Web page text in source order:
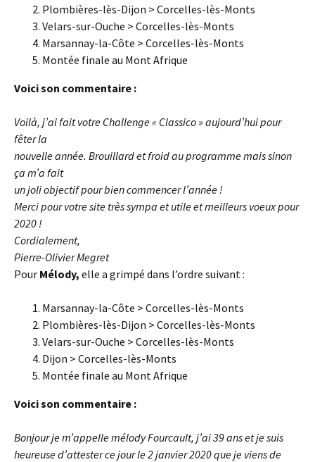
Plombières-lès-Dijon > Corcelles-lès-Monts
Velars-sur-Ouche > Corcelles-lès-Monts
Marsannay-la-Côte > Corcelles-lès-Monts
Montée finale au Mont Afrique
Voici son commentaire :
Voilà, j’ai fait votre Challenge « Classico » aujourd’hui pour
fêter la
nouvelle année. Brouillard et froid au programme mais sinon
ça m’a fait
un joli objectif pour bien commencer l’année !
Merci pour votre site très sympa et utile et meilleurs voeux pour
2020 !
Cordialement,
Pierre-Olivier Megret
Pour Mélody, elle a grimpé dans l’ordre suivant :
Marsannay-la-Côte > Corcelles-lès-Monts
Plombières-lès-Dijon > Corcelles-lès-Monts
Velars-sur-Ouche > Corcelles-lès-Monts
Dijon > Corcelles-lès-Monts
Montée finale au Mont Afrique
Voici son commentaire :
Bonjour je m’appelle mélody Fourcault, j’ai 39 ans et je suis
heureuse d’attester ce jour le 2 janvier 2020 que je viens de